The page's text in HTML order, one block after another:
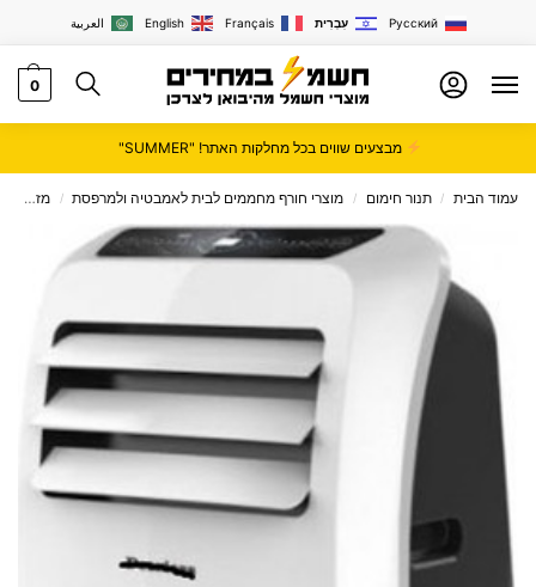
العربية English Français עִבְרִית Русский
0
מבצעים שווים בכל מחלקות האתר! "SUMMER"
עמוד הבית / תנור חימום / מוצרי חורף מחממים לבית לאמבטיה ולמרפסת / מזגנים